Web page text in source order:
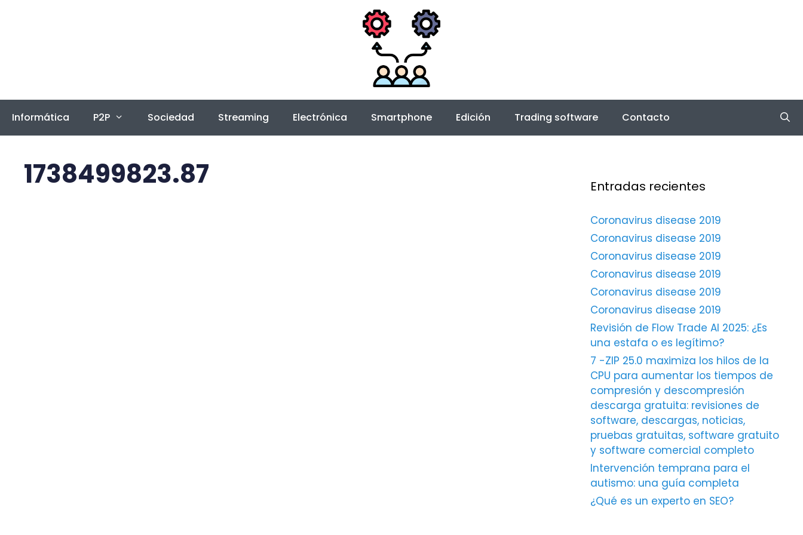
Informática P2P Sociedad Streaming Electrónica Smartphone Edición Trading software Contacto
1738499823.87 Entradas recientes
Coronavirus disease 2019
Coronavirus disease 2019
Coronavirus disease 2019
Coronavirus disease 2019
Coronavirus disease 2019
Coronavirus disease 2019
Revisión de Flow Trade AI 2025: ¿Es
una estafa o es legítimo?
7 -ZIP 25.0 maximiza los hilos de la
CPU para aumentar los tiempos de
compresión y descompresión
descarga gratuita: revisiones de
software, descargas, noticias,
pruebas gratuitas, software gratuito
y software comercial completo
Intervención temprana para el
autismo: una guía completa
¿Qué es un experto en SEO?